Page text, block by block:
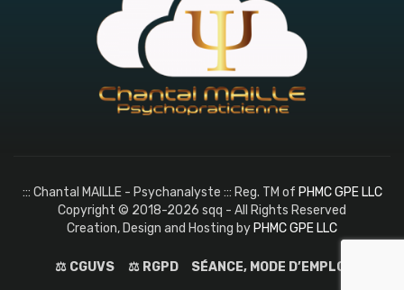
::: Chantal MAILLE - Psychanalyste ::: Reg. TM of PHMC GPE LLC
Copyright © 2018-2026 sqq - All Rights Reserved
Creation, Design and Hosting by PHMC GPE LLC
⚖️ CGUVS ⚖️ RGPD SÉANCE, MODE D’EMPLOI